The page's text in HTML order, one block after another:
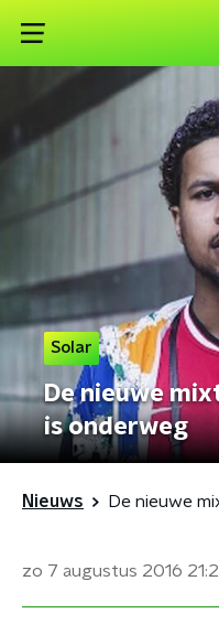
Solar
De nieuwe
is onderweg
Nieuws
zo 7 augustus 2016